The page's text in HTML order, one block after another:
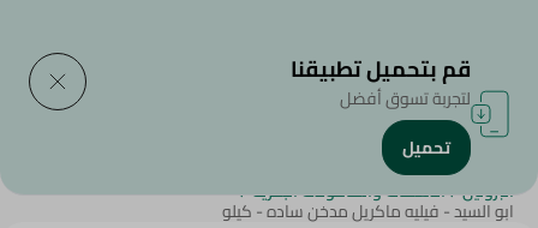
الرئيسية/المأكولات البحرية و السمك
البروتين/الأسماك والمأكولات البحرية/
ابو السيد - فيليه ماكريل مدخن ساده - كيلو
قم بتحميل تطبيقنا
لتجربة تسوق أفضل
تحميل